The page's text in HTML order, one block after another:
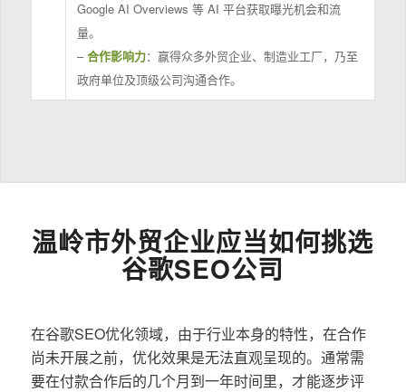
Google AI Overviews 等 AI 平台获取曝光机会和流
量。
–合作影响力：赢得众多外贸企业、制造业工厂，乃至
政府单位及顶级公司沟通合作。
温岭市外贸企业应当如何挑选
谷歌SEO公司
在谷歌SEO优化领域，由于行业本身的特性，在合作
尚未开展之前，优化效果是无法直观呈现的。通常需
要在付款合作后的几个月到一年时间里，才能逐步评